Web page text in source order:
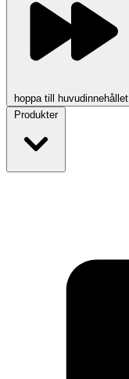
hoppa till huvudinnehållet
Produkter